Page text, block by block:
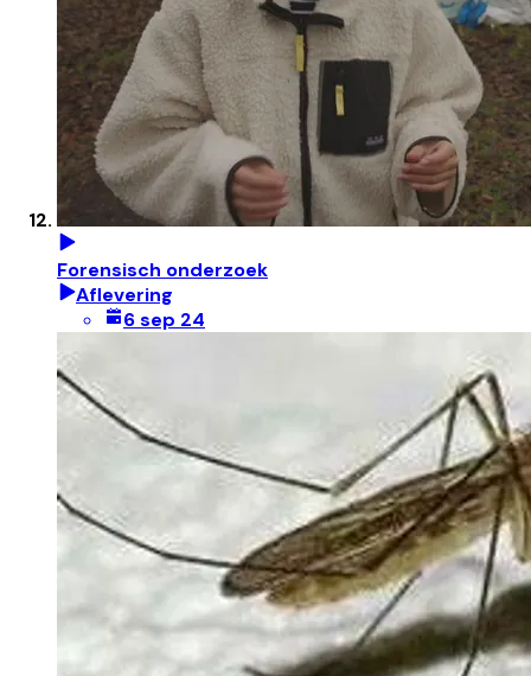
Forensisch onderzoek
Aflevering
6 sep 24